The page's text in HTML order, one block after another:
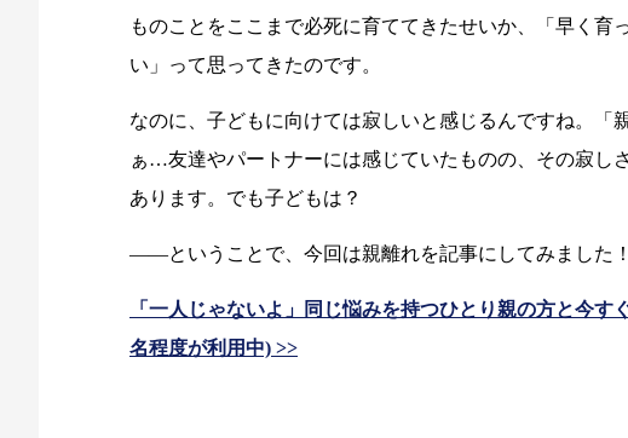
ものことをここまで必死に育ててきたせいか、「早く育
い」って思ってきたのです。
なのに、子どもに向けては寂しいと感じるんですね。「
ぁ…友達やパートナーには感じていたものの、その寂し
あります。でも子どもは？
——ということで、今回は親離れを記事にしてみました！
「一人じゃないよ」同じ悩みを持つひとり親の方と今
名程度が利用中) >>